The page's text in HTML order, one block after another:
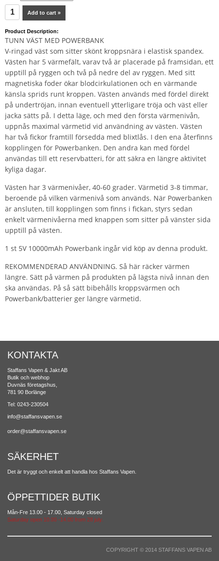
Add to cart »
Product Description:
TUNN VÄST MED POWERBANK
V-ringad väst som sitter skönt kroppsnära i elastisk spandex.
Västen har 5 värmefält, varav två är placerade på framsidan, ett
upptill på ryggen och två på nedre del av ryggen. Med sitt
magnetiska foder ökar blodcirkulationen och en värmande
känsla sprids runt kroppen. Västen används med fördel direkt
på undertröjan, innan eventuell ytterligare tröja och väst eller
jacka sätts på. I detta läge, och med den första värmenivån,
uppnås maximal värmetid vid användning av västen. Västen
har två fickor framtill försedda med blixtlås. I den ena återfinns
kopplingen för Powerbanken. Den andra kan med fördel
användas till ett reservbatteri, för att säkra en längre aktivitet
kyliga dagar.
Västen har 3 värmenivåer, 40-60 grader. Värmetid 3-8 timmar,
beroende på vilken värmenivå som används. När Powerbanken
är ansluten, till kopplingen som finns i fickan, styrs sedan
enkelt värmenivåerna med knappen som sitter på vänster sida
upptill på västen.
1 st 5V 10000mAh Powerbank ingår vid köp av denna produkt.
REKOMMENDERAD ANVÄNDNING. Så här räcker värmen
längre. Sätt på värmen på produkten på lägsta nivå innan den
ska användas. På så sätt bibehålls kroppsvärmen och
Powerbank/batterier ger längre värmetid.
KONTAKTA
Staffans Vapen & Jakt AB
Butik och webhop
Duvnäs företagshus,
781 90 Borlänge
Tel: 0243-230504
info@staffansvapen.se
order@staffansvapen.se
SÄKERHET
Det är tryggt och enkelt att handla hos Staffans Vapen.
ÖPPETTIDER BUTIK
Mån-Fre 13.00 - 17.00, Saturday closed
Saturday open 10.00 -14.00 from 28 july.
COPYRIGHT © 2014 STAFFANS VAPEN AB